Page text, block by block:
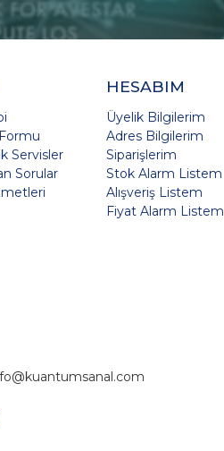
Servisler
Sorular
HESABIM
Üyelik Bilgilerim
Adres Bilgilerim
Siparişlerim
Stok Alarm Listem
Alışveriş Listem
Fiyat Alarm Listem